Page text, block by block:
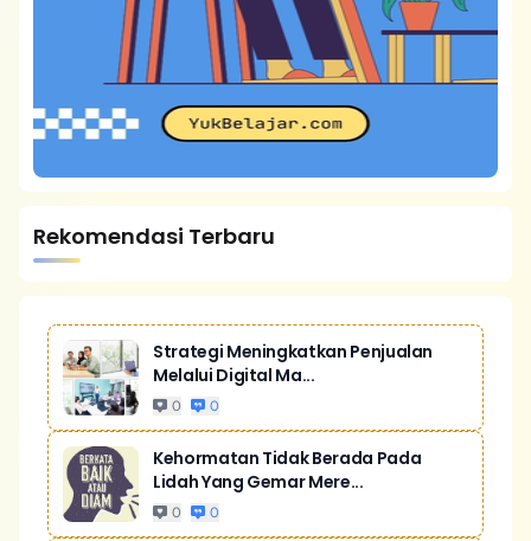
Rekomendasi Terbaru
Strategi Meningkatkan Penjualan
Melalui Digital Ma...
0 0
Kehormatan Tidak Berada Pada
Lidah Yang Gemar Mere...
0 0